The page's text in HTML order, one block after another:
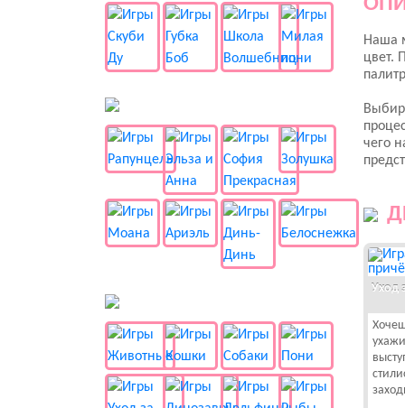
Наша
цвет.
чего
Уход